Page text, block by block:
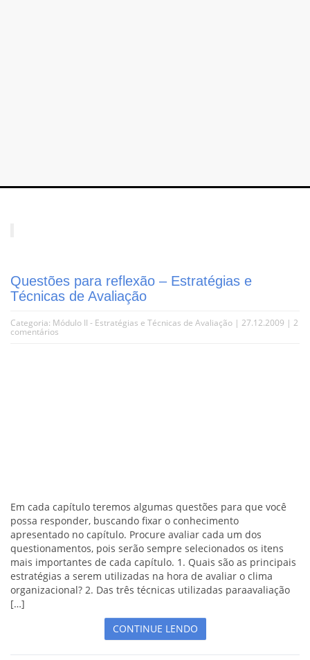
Questões para reflexão – Estratégias e
Técnicas de Avaliação
Categoria: Módulo II - Estratégias e Técnicas de Avaliação | 27.12.2009 | 2
comentários
Em cada capítulo teremos algumas questões para que você
possa responder, buscando fixar o conhecimento
apresentado no capítulo. Procure avaliar cada um dos
questionamentos, pois serão sempre selecionados os itens
mais importantes de cada capítulo. 1. Quais são as principais
estratégias a serem utilizadas na hora de avaliar o clima
organizacional? 2. Das três técnicas utilizadas paraavaliação
[…]
CONTINUE LENDO